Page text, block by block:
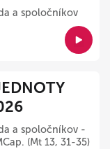
a spoločníkov
a spoločníkov -
(Mt 13, 31-35)